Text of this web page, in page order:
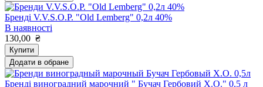
Бренді V.V.S.O.P. "Old Lemberg" 0,2л 40%
В наявності
130,00 ₴
Купити
Додати в обране
Бренді виноградний марочний " Бучач Гербовий Х.О." 0,5 л